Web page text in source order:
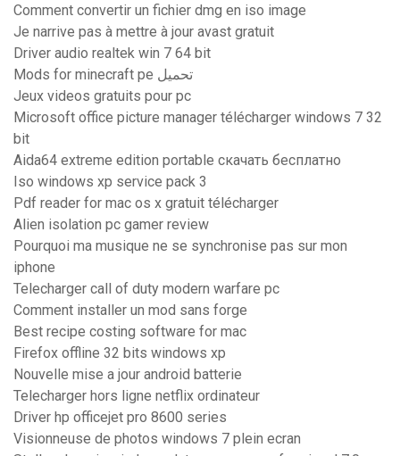
Comment convertir un fichier dmg en iso image
Je narrive pas à mettre à jour avast gratuit
Driver audio realtek win 7 64 bit
Mods for minecraft pe تحميل
Jeux videos gratuits pour pc
Microsoft office picture manager télécharger windows 7 32
bit
Aida64 extreme edition portable скачать бесплатно
Iso windows xp service pack 3
Pdf reader for mac os x gratuit télécharger
Alien isolation pc gamer review
Pourquoi ma musique ne se synchronise pas sur mon
iphone
Telecharger call of duty modern warfare pc
Comment installer un mod sans forge
Best recipe costing software for mac
Firefox offline 32 bits windows xp
Nouvelle mise a jour android batterie
Telecharger hors ligne netflix ordinateur
Driver hp officejet pro 8600 series
Visionneuse de photos windows 7 plein ecran